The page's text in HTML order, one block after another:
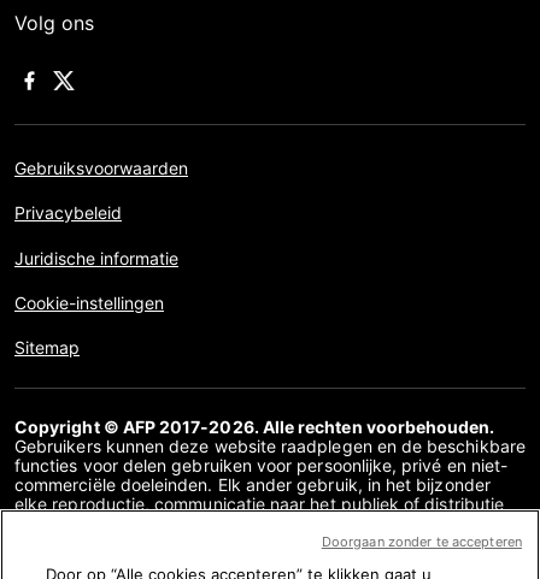
Volg ons
Gebruiksvoorwaarden
Privacybeleid
Juridische informatie
Cookie-instellingen
Sitemap
Copyright © AFP 2017-2026. Alle rechten voorbehouden.
Gebruikers kunnen deze website raadplegen en de beschikbare
functies voor delen gebruiken voor persoonlijke, privé en niet-
commerciële doeleinden. Elk ander gebruik, in het bijzonder
elke reproductie, communicatie naar het publiek of distributie
enig ander doel en/of op enige andere manier, zonder dat een
Door op “Alle cookies accepteren” te klikken gaat u
Doorgaan zonder te accepteren